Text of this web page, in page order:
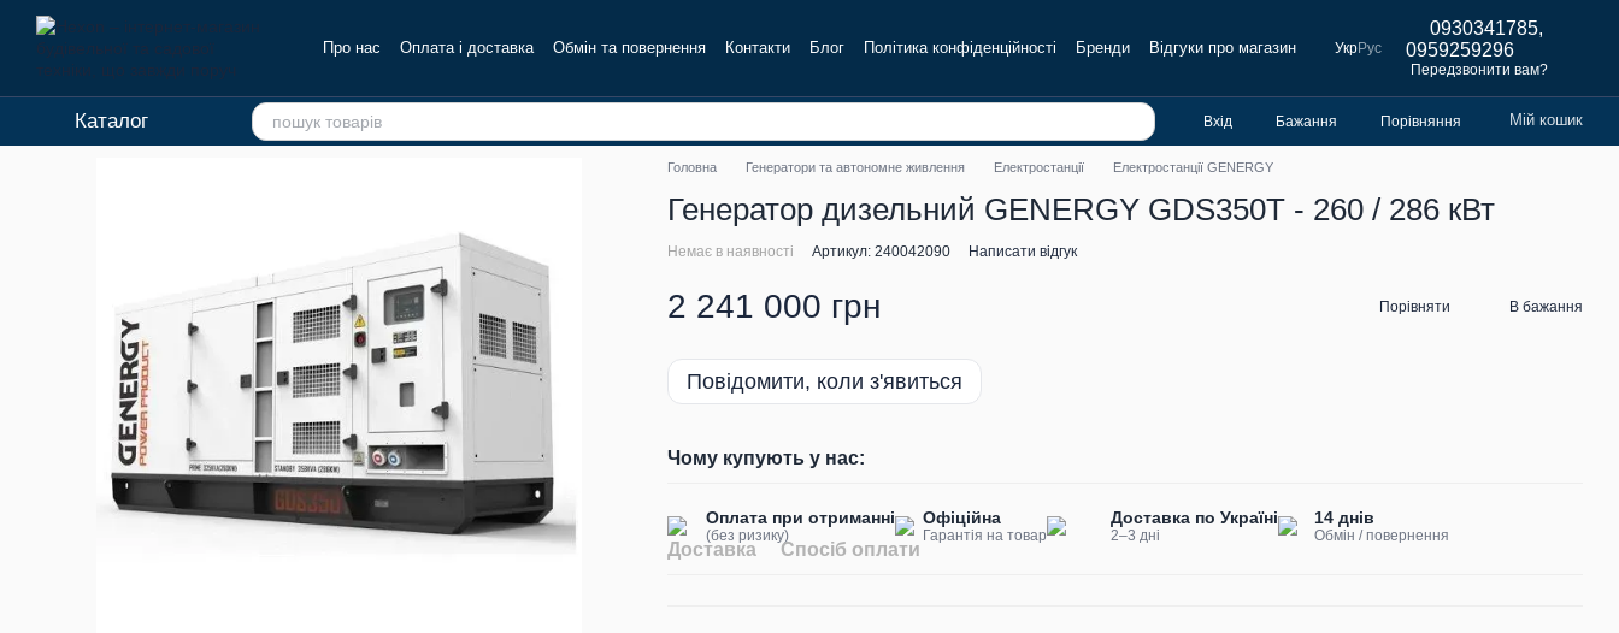
Перейти до основного контенту
Про нас Оплата і доставка Обмін та повернення Контакти Блог Політика конфіденційності Бренди Відгуки про магазин УкрРус
0930341785,
0959259296
Передзвонити вам?
Каталог Вхід Бажання Порівняння Мій кошик
Головна Генератори та автономне живлення Електростанції Електростанції GENERGY
Генератор дизельний GENERGY GDS350T - 260 / 286 кВт
Немає в наявності Артикул: 240042090 Написати відгук
2 241 000 грн Порівняти В бажання
Повідомити, коли з'явиться
Чому купують у нас:
Оплата при отриманні
(без ризику)
Офіційна
Гарантія на товар
Доставка по Україні
2–3 дні
14 днів
Обмін / повернення
Доставка Спосіб оплати